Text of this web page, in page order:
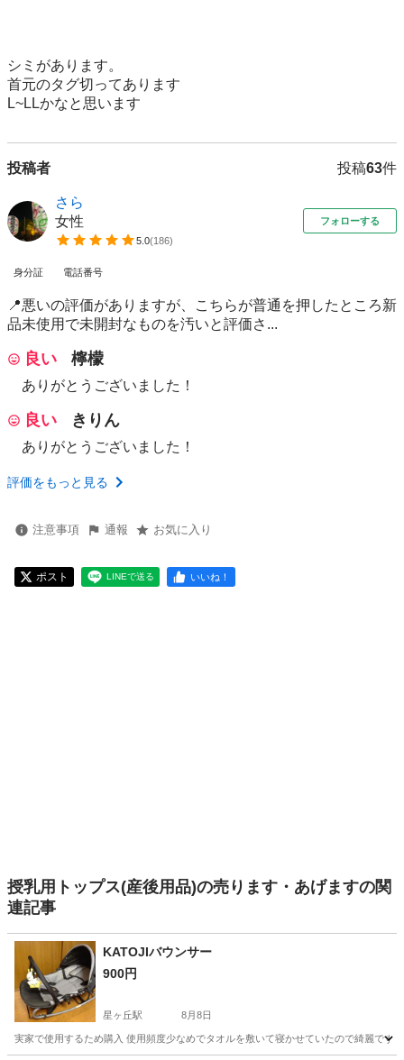
シミがあります。
首元のタグ切ってあります
L~LLかなと思います
投稿者 投稿63件
さら
女性
5.0(186)
フォローする
身分証 電話番号
📍悪いの評価がありますが、こちらが普通を押したところ新
品未使用で未開封なものを汚いと評価さ...
良い 檸檬
ありがとうございました！
良い きりん
ありがとうございました！
評価をもっと見る
注意事項 通報 お気に入り
ポスト LINEで送る いいね！
授乳用トップス(産後用品)の売ります・あげますの関
連記事
KATOJIバウンサー
900円
星ヶ丘駅 8月8日
実家で使用するため購入 使用頻度少なめでタオルを敷いて寝かせていたので綺麗で